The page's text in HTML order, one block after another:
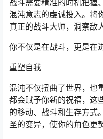
战斗需要精准的时机把握
混沌意志的虔诚投入。将
真正的战斗大师，洞察敌
你不仅是在战斗，更是在
重塑自我
混沌不仅扭曲了世界，也
都会赋予你新的祝福，这
的移动、战斗和生存方式
圣的变异，使你的角色更